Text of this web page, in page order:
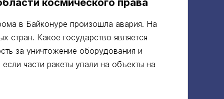
космического права
в Байконуре произошла авария. На
стран. Какое государство является
за уничтожение оборудования и
части ракеты упали на объекты на